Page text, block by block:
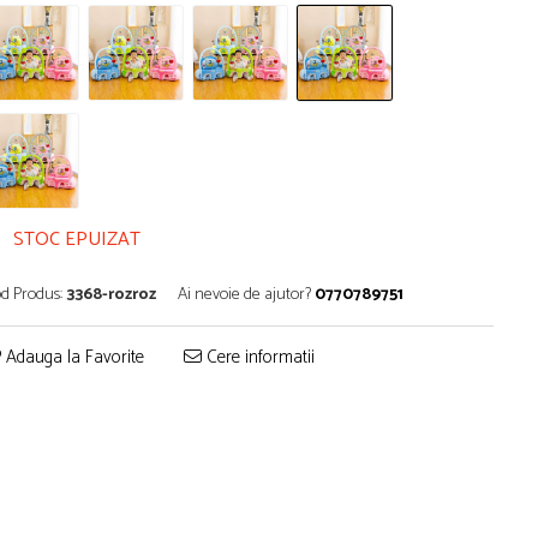
STOC EPUIZAT
Produs:3368-rozroz Ai nevoie de ajutor?0770789751
Adauga la Favorite Cere informatii